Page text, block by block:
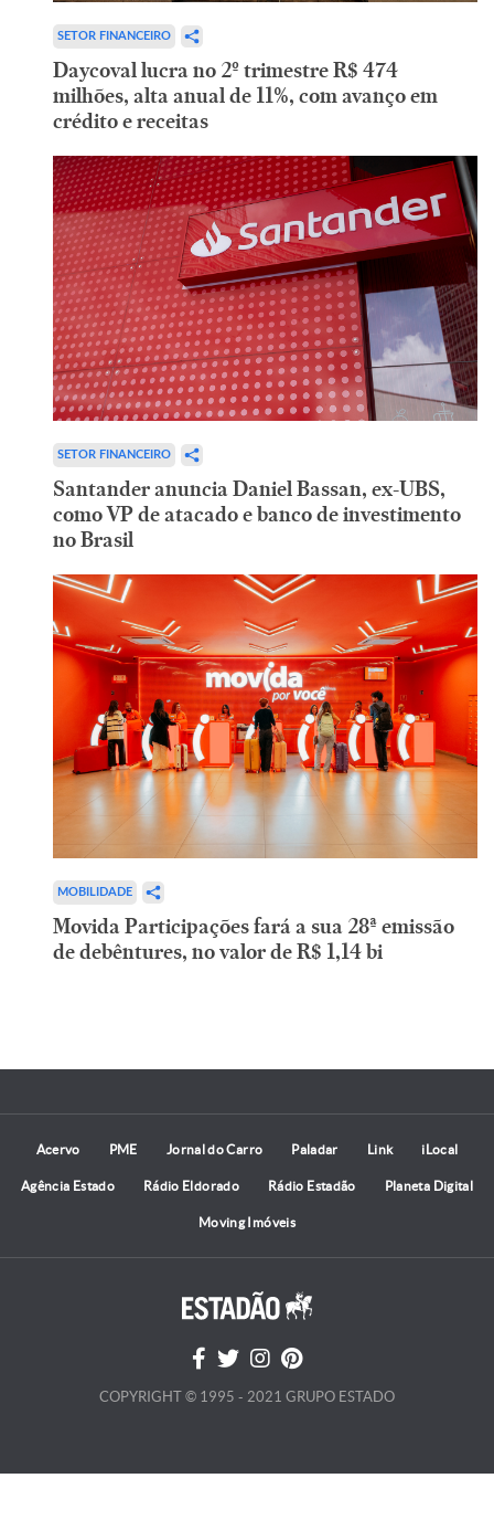
SETOR FINANCEIRO
Daycoval lucra no 2º trimestre R$ 474
milhões, alta anual de 11%, com avanço em
crédito e receitas
SETOR FINANCEIRO
Santander anuncia Daniel Bassan, ex-UBS,
como VP de atacado e banco de investimento
no Brasil
MOBILIDADE
Movida Participações fará a sua 28ª emissão
de debêntures, no valor de R$ 1,14 bi
Acervo PME Jornal do Carro Paladar Link iLocal
Agência Estado Rádio Eldorado Rádio Estadão Planeta Digital
Moving Imóveis
COPYRIGHT © 1995 - 2021 GRUPO ESTADO